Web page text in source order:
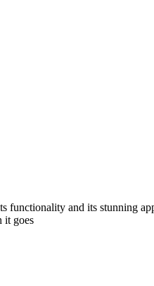
functionality and its stunning
it goes